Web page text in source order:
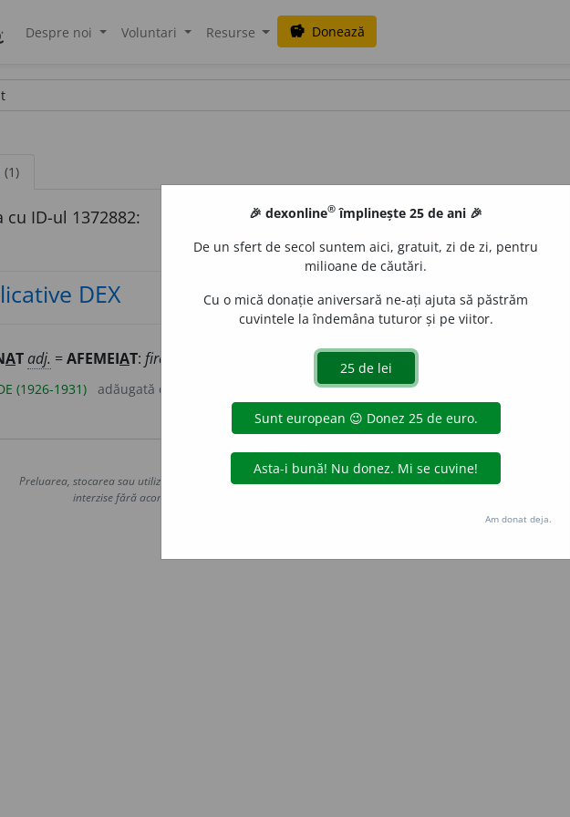
Despre noi Voluntari Resurse savings Donează
cu ID-ul 1372882:
DEX
ATadj. =AFEMEIAT: firea sa, oarecum ~ă (D.-ZAMF.)[fr.].
(1926-1931) adăugată de
Copyright © 2004-2026 dexonline (https://dexonline.ro)
Preluarea, stocarea sau utilizarea datelor de pe acest site, inclusiv prin orice metode de extragere automată
interzise fără acordul nostru prealabil scris, cu excepția seturilor de date oferite oficial spre utilizare
Hosterion
🎉 dexonline® împlinește 25 de ani 🎉
De un sfert de secol suntem aici, gratuit, zi de zi, pentru
milioane de căutări.
Cu o mică donație aniversară ne-ați ajuta să păstrăm
cuvintele la îndemâna tuturor și pe viitor.
Am donat deja.